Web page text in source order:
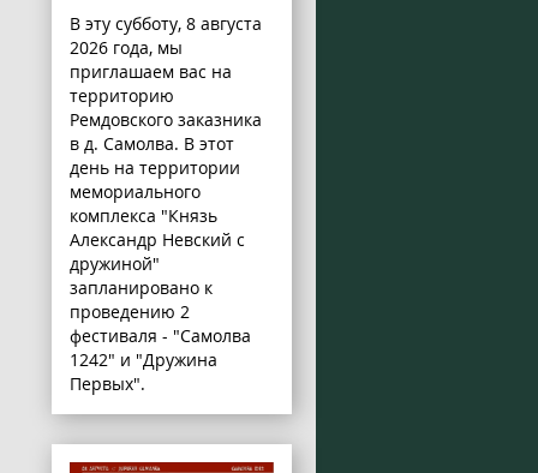
В эту субботу, 8 августа
2026 года, мы
приглашаем вас на
территорию
Ремдовского заказника
в д. Самолва. В этот
день на территории
мемориального
комплекса "Князь
Александр Невский с
дружиной"
запланировано к
проведению 2
фестиваля - "Самолва
1242" и "Дружина
Первых".